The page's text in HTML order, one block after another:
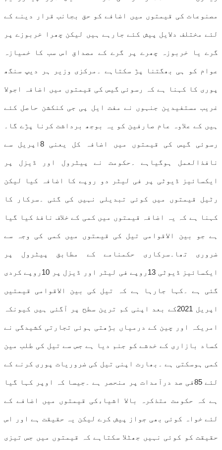
مصنوعات کی قیمتوں میں اضافے کو حق بجانب قرار دینے کے
لئے مختلف دلایل پیش کئے جارہے ہیں لیکن چھرا خربوزے پر
گرے یا خربوزہ چھرے پر گرے کے مصداق اس سب کا خمیازہ
عوام کو ہی بھگتنا پڑ سکتاہے ۔مرکزی وزیر ہر دیپ سنگھ
پوری کا کہنا ہے کہ رسوئی گیس کی قیمتوں میں اضافہ اجولا
غریب مستفیدین جنہوں نے مفت ایل پی جی کنکشن حاصل کئے
ہیں کے علاوہ عام صارفین کو یہ بوجھ برداشت کرنا پڑے گا۔
رسوئی گیس کی قیمتوں میں اضافہ کل یعنی 8اپریل سے
نافذالعمل ہوگیاہے ۔حکومت نے پیٹرول اور ڈیزل پر
ایکسائیز ڈیوٹی پر فی لیٹر دو روپے کا اضافہ کیا لیکن
رٹیل قیمتوں میں کوئی تبدیلی نہیں کی گئی ۔سرکار کا
کہنا ہے کہ یہ اضافہ قیمتوں میں کمی کے خلاف نافذ کیا گیا
ہے جو بین الاقوامی تیل کی قیمتوں میں کمی کی وجہ سے
ضروری تھا۔سرکاری حکمنامے کے مطابق پیٹرول پر
ایکسائیز ڈیوٹی 13روپے فی لیٹر اور ڈیزل پر 10روپے کردی
گئی ہے ۔کہا جارہا ہے کہ تیل کی بین الاقوامی قیمتیں
اپریل 2021کے بعد اپنی کم ترین سطح پر آگئی ہیں کیونکہ
امریکہ اور چین کے درمیاں بڑھتی ہوئی تجارتی کشیدگی نے
کساد بازاری کے خدشے کو جنم دیا ہے جس سے تیل کی طلب مین
کمی ہوسکتی ہے ۔بھارت اپنی تیل کی ضروریات پوری کرنے کے
لئے 85فی صد درآمدات پر منحصر ہے ۔جیسا کہ اوپر کہا گیا
ہے کہ حکومت متذکرہ بالا اشیاءکی قیمتوں میں اضافے کے
لئے خواہ کوئی بھی جواز پیش کرے لیکن یہ حقیقت ہے اور اس
حقیقت کو کوئی نہیں جھٹلا سکتاہے کہ قیمتوں میں جس تیزی